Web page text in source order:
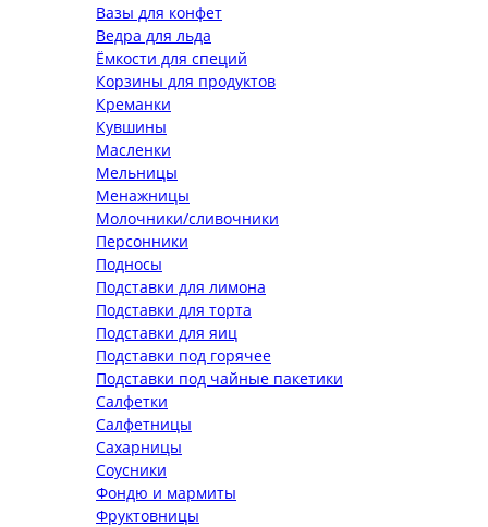
Вазы для конфет
Ведра для льда
Ёмкости для специй
Корзины для продуктов
Креманки
Кувшины
Масленки
Мельницы
Менажницы
Молочники/сливочники
Персонники
Подносы
Подставки для лимона
Подставки для торта
Подставки для яиц
Подставки под горячее
Подставки под чайные пакетики
Салфетки
Салфетницы
Сахарницы
Соусники
Фондю и мармиты
Фруктовницы